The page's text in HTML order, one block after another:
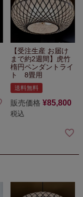
【受注生産 お届け
まで約2週間】 虎竹
楕円ペンダントライ
ト 8畳用
送料無料
販売価格 ¥85,800
税込